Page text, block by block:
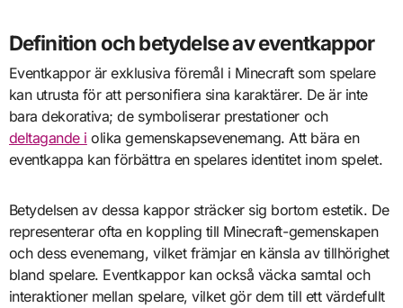
Definition och betydelse av eventkappor
Eventkappor är exklusiva föremål i Minecraft som spelare
kan utrusta för att personifiera sina karaktärer. De är inte
bara dekorativa; de symboliserar prestationer och
deltagande i olika gemenskapsevenemang. Att bära en
eventkappa kan förbättra en spelares identitet inom spelet.
Betydelsen av dessa kappor sträcker sig bortom estetik. De
representerar ofta en koppling till Minecraft-gemenskapen
och dess evenemang, vilket främjar en känsla av tillhörighet
bland spelare. Eventkappor kan också väcka samtal och
interaktioner mellan spelare, vilket gör dem till ett värdefullt